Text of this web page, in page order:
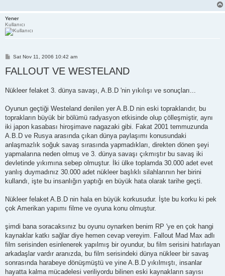
Yener
Kullanıcı
P
s
t
Sat Nov 11, 2006 10:42 am
FALLOUT VE WESTELAND
Nükleer felaket 3. dünya savaşı, A.B.D 'nin yıkılışı ve sonuçları...
Oyunun geçtiği Westeland denilen yer A.B.D nin eski topraklarıdır, bu
toprakların büyük bir bölümü radyasyon etkisinde olup çölleşmiştir, aynı
iki japon kasabası hiroşimave nagazaki gibi. Fakat 2001 temmuzunda
A.B.D ve Rusya arasında çıkan dünya paylaşımı konusundaki
anlaşmazlık soğuk savaş sırasında yapmadıkları, direkten dönen şeyi
yapmalarına neden olmuş ve 3. dünya savaşı çıkmıştır bu savaş iki
devletinde yıkımına sebep olmuştur. İki ülke toplamda 30.000 adet evet
yanlış duymadınız 30.000 adet nükleer başlıklı silahlarının her birini
kullandı, işte bu insanlığın yaptığı en büyük hata olarak tarihe geçti.
Nükleer felaket A.B.D nin hala en büyük korkusudur. İşte bu korku ki pek
çok Amerikan yapımı filme ve oyuna konu olmuştur.
şimdi bana soracaksınız bu oyunu oynarken benim RP 'ye en çok hangi
kaynaklar katkı sağlar diye hemen cevap vereyim. Fallout Mad Max adlı
film serisinden esinlenerek yapılmış bir oyundur, bu film serisini hatırlayan
arkadaşlar vardır aranızda, bu film serisindeki dünya nükleer bir savaş
sonrasında harabeye dönüşmüştü ve yine A.B.D yıkılmıştı, insanlar
hayatta kalma mücadelesi veriliyordu bilinen eski kaynakların sayısı